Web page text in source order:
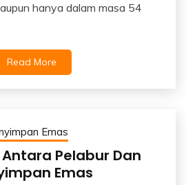
hanya dalam masa 54
Read More
Emas
Pelabur Dan
Emas